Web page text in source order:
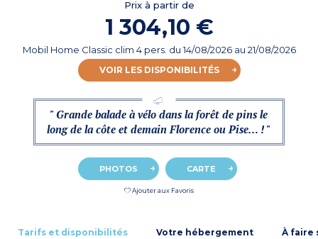
Prix à partir de
1 304,10 €
Mobil Home Classic clim 4 pers. du14/08/2026au 21/08/2026
VOIR LES DISPONIBILITÉS
" Grande balade à vélo dans la forêt de pins le
long de la côte et demain Florence ou Pise… ! "
PHOTOS CARTE
Ajouter aux Favoris
Tarifs et disponibilités Votre hébergement À faire